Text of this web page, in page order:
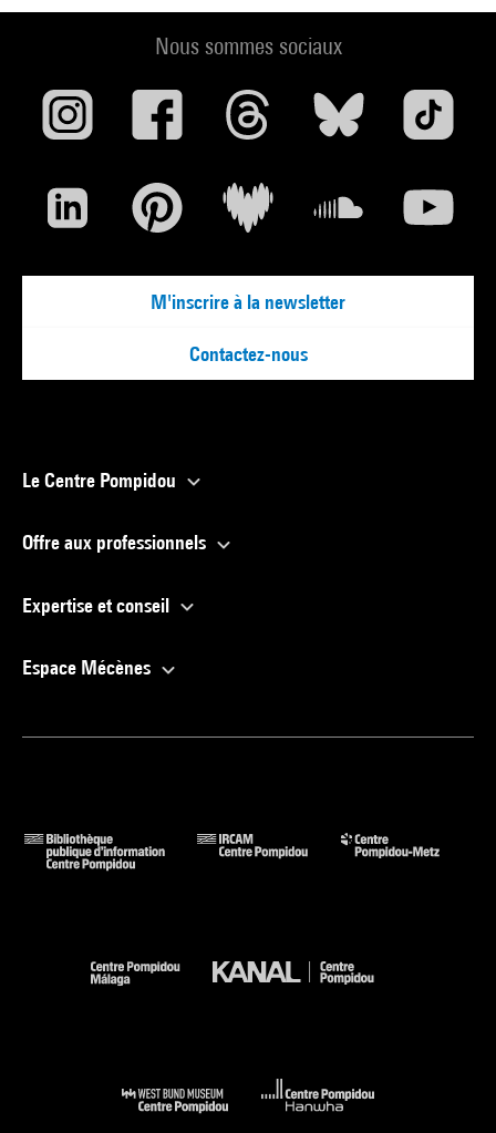
Nous sommes sociaux
M'inscrire à la newsletter
Contactez-nous
Le Centre Pompidou
Offre aux professionnels
Expertise et conseil
Espace Mécènes